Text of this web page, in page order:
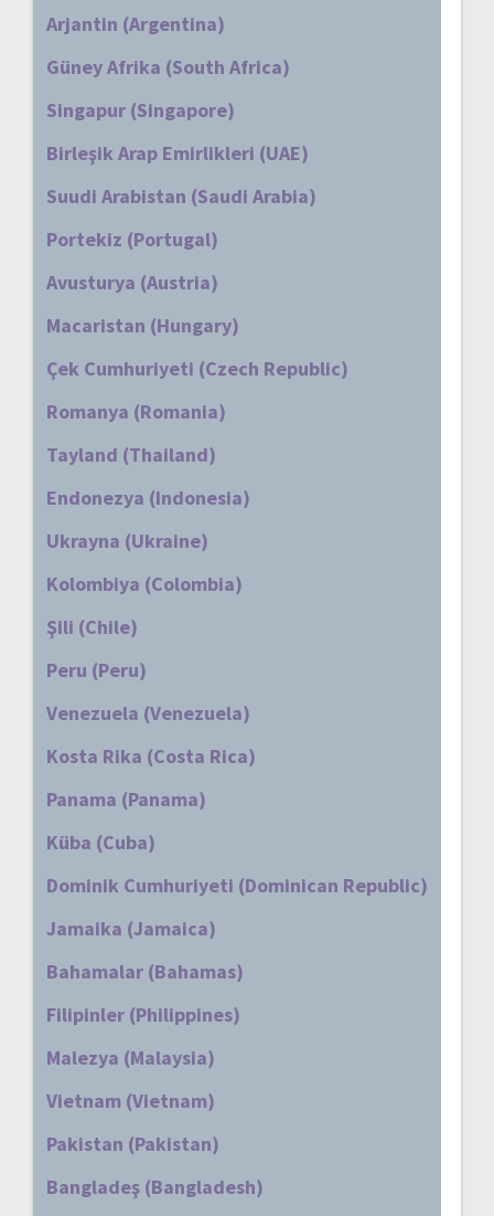
Arjantin (Argentina)
Güney Afrika (South Africa)
Singapur (Singapore)
Birleşik Arap Emirlikleri (UAE)
Suudi Arabistan (Saudi Arabia)
Portekiz (Portugal)
Avusturya (Austria)
Macaristan (Hungary)
Çek Cumhuriyeti (Czech Republic)
Romanya (Romania)
Tayland (Thailand)
Endonezya (Indonesia)
Ukrayna (Ukraine)
Kolombiya (Colombia)
Şili (Chile)
Peru (Peru)
Venezuela (Venezuela)
Kosta Rika (Costa Rica)
Panama (Panama)
Küba (Cuba)
Dominik Cumhuriyeti (Dominican Republic)
Jamaika (Jamaica)
Bahamalar (Bahamas)
Filipinler (Philippines)
Malezya (Malaysia)
Vietnam (Vietnam)
Pakistan (Pakistan)
Bangladeş (Bangladesh)